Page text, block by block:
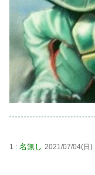
1 : 名無し 2021/07/04(日)